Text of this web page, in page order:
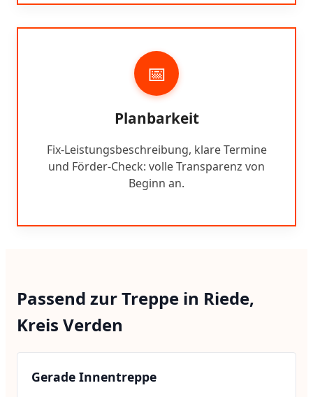
📅
Planbarkeit
Fix-Leistungsbeschreibung, klare Termine
und Förder-Check: volle Transparenz von
Beginn an.
Passend zur Treppe in Riede,
Kreis Verden
Gerade Innentreppe